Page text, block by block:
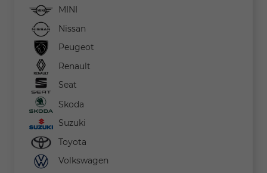
MINI
Nissan
Peugeot
Renault
Seat
Skoda
Suzuki
Toyota
Volkswagen